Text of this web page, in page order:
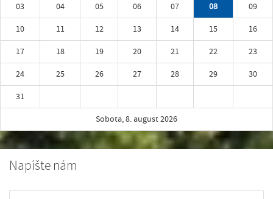
03
04 05 06 07 08
09
10
11 12 13 14 15
16
17
18 19 20 21 22
23
24
25 26 27 28 29
30
31
Sobota, 8. august 2026
Napíšte nám